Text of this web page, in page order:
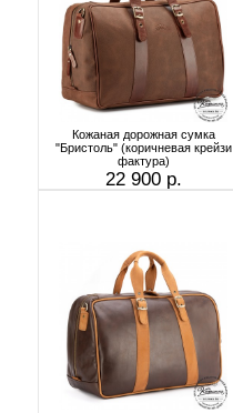
Кожаная дорожная сумка
"Бристоль" (коричневая крейзи
фактура)
22 900 р.